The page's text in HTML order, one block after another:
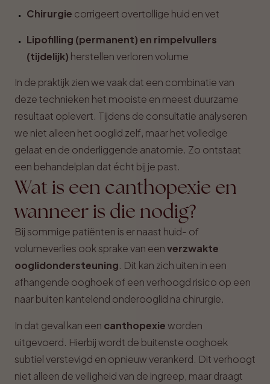
Chirurgie corrigeert overtollige huid en vet
Lipofilling (permanent) en rimpelvullers
(tijdelijk) herstellen verloren volume
In de praktijk zien we vaak dat een combinatie van
deze technieken het mooiste en meest duurzame
resultaat oplevert. Tijdens de consultatie analyseren
we niet alleen het ooglid zelf, maar het volledige
gelaat en de onderliggende anatomie. Zo ontstaat
een behandelplan dat écht bij je past.
Wat is een canthopexie en
wanneer is die nodig?
Bij sommige patiënten is er naast huid- of
volumeverlies ook sprake van eenverzwakte
ooglidondersteuning. Dit kan zich uiten in een
afhangende ooghoek of een verhoogd risico op een
naar buiten kantelend onderooglid na chirurgie.
In dat geval kan een canthopexieworden
uitgevoerd. Hierbij wordt de buitenste ooghoek
subtiel verstevigd en opnieuw verankerd. Dit verhoogt
niet alleen de veiligheid van de ingreep, maar draagt